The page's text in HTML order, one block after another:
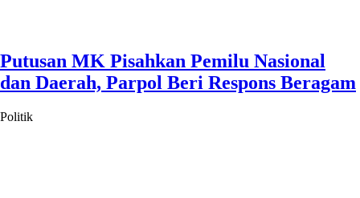
Putusan MK Pisahkan Pemilu Nasional
dan Daerah, Parpol Beri Respons Beragam
Politik